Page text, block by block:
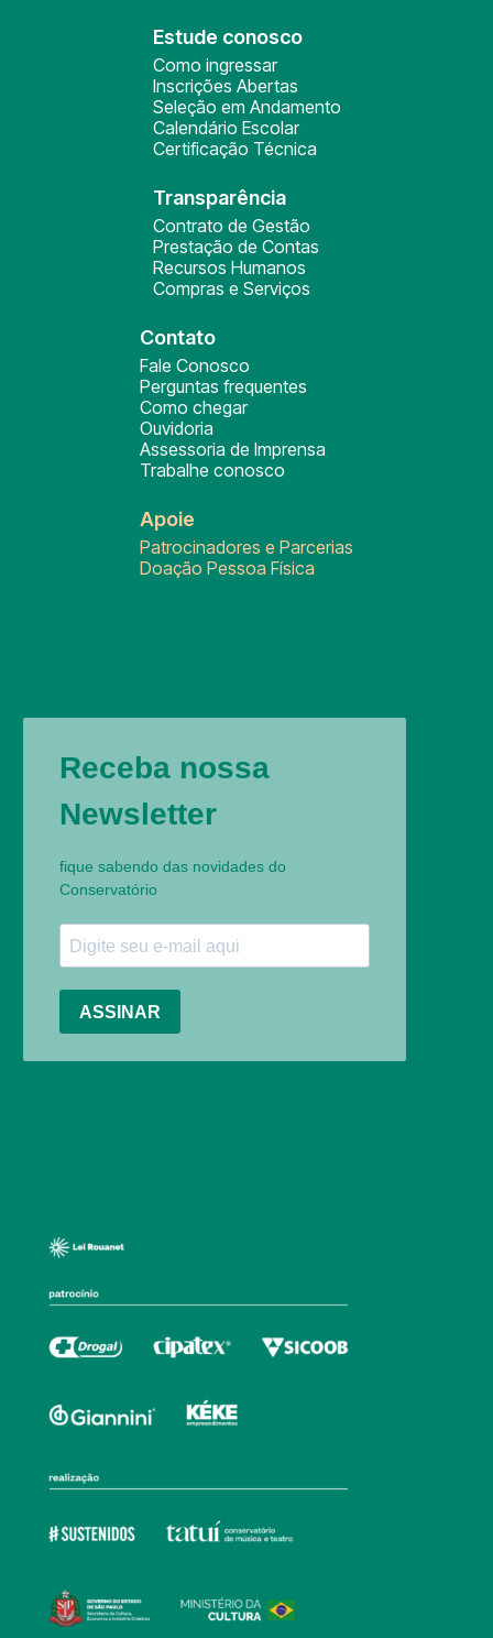
Estude conosco
Como ingressar
Inscrições Abertas
Seleção em Andamento
Calendário Escolar
Certificação Técnica
Transparência
Contrato de Gestão
Prestação de Contas
Recursos Humanos
Compras e Serviços
Contato
Fale Conosco
Perguntas frequentes
Como chegar
Ouvidoria
Assessoria de Imprensa
Trabalhe conosco
Apoie
Patrocinadores e Parcerias
Doação Pessoa Física